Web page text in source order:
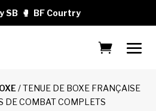
SB 🥊 BF Courtry
/ TENUE DE BOXE FRANÇAISE
DE COMBAT COMPLETS